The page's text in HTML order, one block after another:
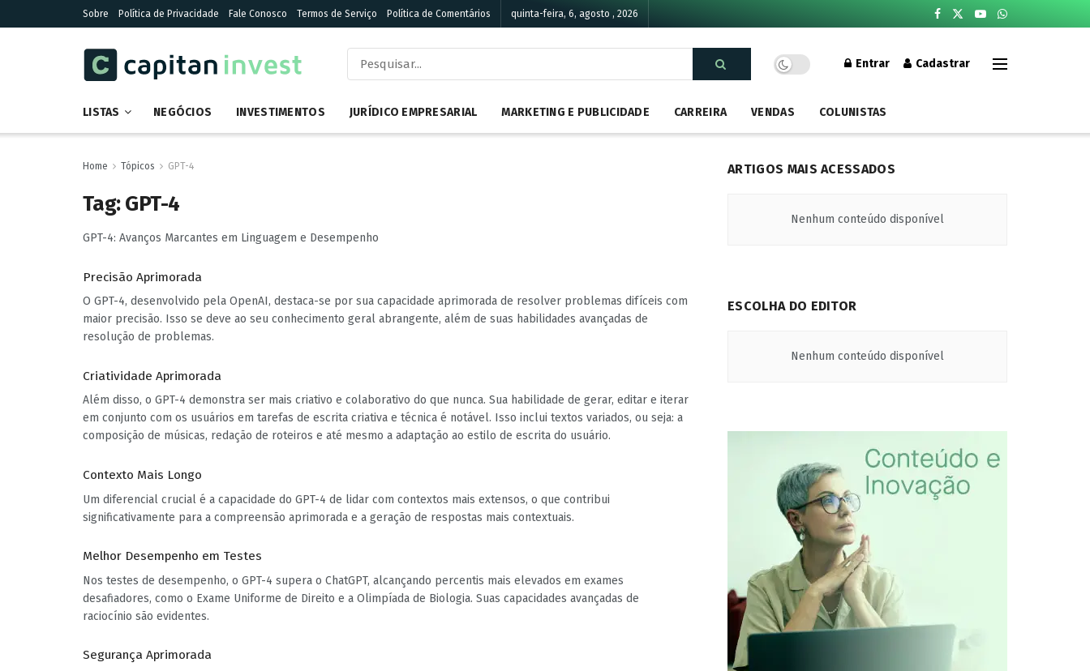
Sobre Política de Privacidade Fale Conosco Termos de Serviço Política de Comentários quinta-feira, 6, agosto , 2026
Entrar Cadastrar
LISTAS NEGÓCIOS INVESTIMENTOS JURÍDICO EMPRESARIAL MARKETING E PUBLICIDADE CARREIRA VENDAS COLUNISTAS
Home Tópicos GPT-4
Tag:GPT-4
GPT-4: Avanços Marcantes em Linguagem e Desempenho
Precisão Aprimorada
O GPT-4, desenvolvido pela OpenAI, destaca-se por sua capacidade aprimorada de resolver problemas difíceis com
maior precisão. Isso se deve ao seu conhecimento geral abrangente, além de suas habilidades avançadas de
resolução de problemas.
Criatividade Aprimorada
Além disso, o GPT-4 demonstra ser mais criativo e colaborativo do que nunca. Sua habilidade de gerar, editar e iterar
em conjunto com os usuários em tarefas de escrita criativa e técnica é notável. Isso inclui textos variados, ou seja: a
composição de músicas, redação de roteiros e até mesmo a adaptação ao estilo de escrita do usuário.
Contexto Mais Longo
Um diferencial crucial é a capacidade do GPT-4 de lidar com contextos mais extensos, o que contribui
significativamente para a compreensão aprimorada e a geração de respostas mais contextuais.
Melhor Desempenho em Testes
Nos testes de desempenho, o GPT-4 supera o ChatGPT, alcançando percentis mais elevados em exames
desafiadores, como o Exame Uniforme de Direito e a Olimpíada de Biologia. Suas capacidades avançadas de
raciocínio são evidentes.
Segurança Aprimorada
ARTIGOS MAIS ACESSADOS
Nenhum conteúdo disponível
ESCOLHA DO EDITOR
Nenhum conteúdo disponível